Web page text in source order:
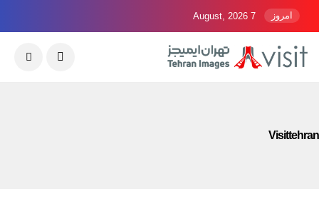
امروز 7 August, 2026
Visittehran